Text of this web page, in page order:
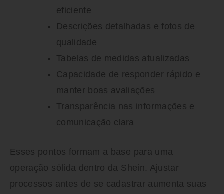
eficiente
Descrições detalhadas e fotos de
qualidade
Tabelas de medidas atualizadas
Capacidade de responder rápido e
manter boas avaliações
Transparência nas informações e
comunicação clara
Esses pontos formam a base para uma
operação sólida dentro da Shein. Ajustar
processos antes de se cadastrar aumenta suas